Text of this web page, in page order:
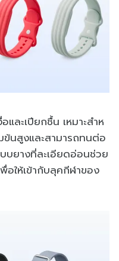
และเปียกชื้น เหมาะสําห
นสูงและสามารถทนต่อ
บยางที่ละเอียดอ่อนช่วย
อให้เข้ากับลุคกีฬาของ